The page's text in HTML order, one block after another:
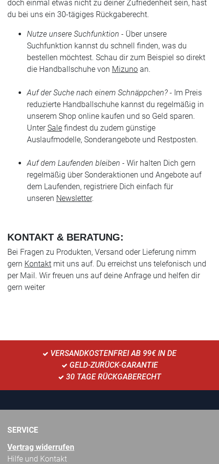
doch einmal etwas nicht zu deiner Zufriedenheit sein, hast
du bei uns ein 30-tägiges Rückgaberecht.
Nutze unsere Suchfunktion - Über unsere
Suchfunktion kannst du schnell finden, was du
bestellen möchtest. Schau dir zum Beispiel so direkt
die Handballschuhe von Mizuno an.
Auf der Suche nach einem Schnäppchen? - Im Preis
reduzierte Handballschuhe kannst du regelmäßig in
unserem Shop online kaufen und so Geld sparen.
UnterSale findest du zudem günstige
Auslaufmodelle, Sonderangebote und Restposten.
Auf dem Laufenden bleiben - Wir halten Dich gern
regelmäßig über Sonderaktionen und Angebote auf
dem Laufenden, registriere Dich einfach für
unseren Newsletter.
KONTAKT & BERATUNG:
Bei Fragen zu Produkten, Versand oder Lieferung nimm
gern Kontakt mit uns auf. Du erreichst uns telefonisch und
per Mail. Wir freuen uns auf deine Anfrage und helfen dir
gern weiter
VERSANDKOSTENFREI AB 99€ IN DE
GELD-ZURÜCK-GARANTIE
30 TAGE RÜCKGABERECHT
SERVICE
Vertrag widerrufen
Hilfe und Kontakt